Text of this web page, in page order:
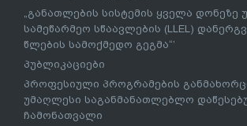
„განათლების სისტემის ყველა დონეზე
სამეწარმეო სწაავლების (LLEL)
წლების სამოქმედო გეგმა“’
პუბლიკაციები
პროფესიული პროგრამების
უმაღლესი საგანმანათლებლო
ჩამონათვალი